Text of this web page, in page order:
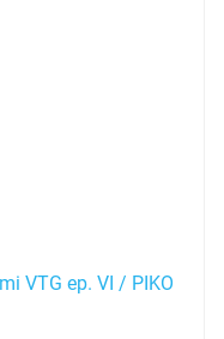
VTG ep. VI / PIKO